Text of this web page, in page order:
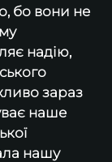
бо вони не
надію,
зараз
наше
нашу